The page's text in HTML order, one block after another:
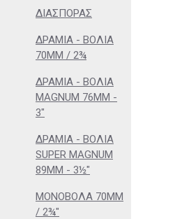
ΔΙΑΣΠΟΡΆΣ
ΔΡΆΜΙΑ - ΒΌΛΙΑ
70MM / 2¾
ΔΡΆΜΙΑ - ΒΌΛΙΑ
MAGNUM 76MM -
3"
ΔΡΆΜΙΑ - ΒΌΛΙΑ
SUPER MAGNUM
89MM - 3½"
ΜΟΝΌΒΟΛΑ 70MM
/ 2¾"